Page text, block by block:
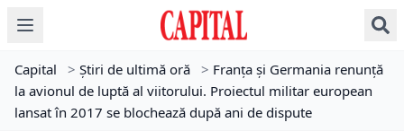
Capital > Știri de ultimă oră > Franța și Germania renunță
la avionul de luptă al viitorului. Proiectul militar european
lansat în 2017 se blochează după ani de dispute